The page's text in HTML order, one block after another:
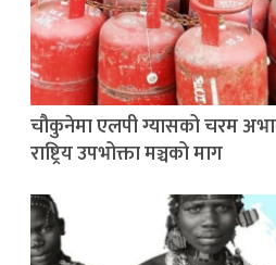
चौकुनेमा एलपी ग्यासको चरम
राष्ट्रिय उपभोक्ता मञ्चको माग